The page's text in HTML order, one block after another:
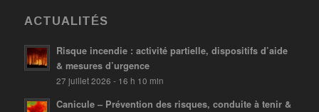
ACTUALITÉS
Risque incendie : activité partielle, dispositifs d’aide
& mesures d’urgence
27 juillet 2026 - 16 h 10 min
Canicule – Prévention des risques, conduite à tenir &